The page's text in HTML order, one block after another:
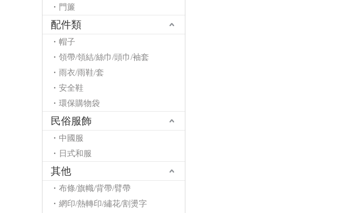
門簾
配件類
帽子
領帶/領結/絲巾/頭巾/袖套
雨衣/雨鞋/套
安全鞋
環保購物袋
民俗服飾
中國服
日式和服
其他
布條/旗幟/背帶/臂帶
網印/熱轉印/繡花/割燙字